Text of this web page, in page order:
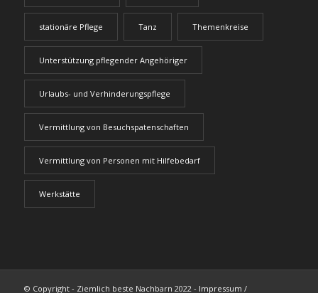
stationäre Pflege Tanz Themenkreise
Unterstützung pflegender Angehöriger
Urlaubs- und Verhinderungspflege
Vermittlung von Besuchspatenschaften
Vermittlung von Personen mit Hilfebedarf
Werkstätte
© Copyright - Ziemlich beste Nachbarn 2022 - Impressum /